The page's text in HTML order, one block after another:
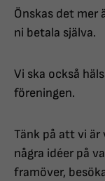
Önskas det mer
ni betala själva.
Vi ska också
föreningen.
Tänk på att vi
några idéer på
framöver,